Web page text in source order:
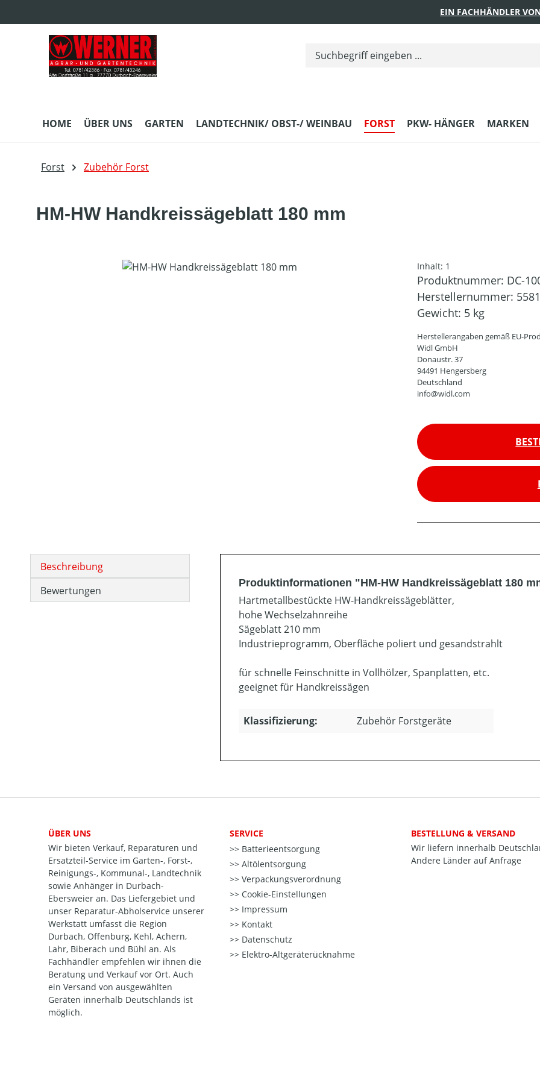
EIN FACHHÄNDLER
HOME ÜBER UNS GARTEN LANDTECHNIK/ OBST-/ WEINBAU FORST PKW- HÄNGER MARKEN
Forst Zubehör Forst
HM-HW Handkreissägeblatt 180 mm
Bildergalerie überspringen Inhalt: 1
Produktnummer: DC-
Herstellernummer:
Gewicht: 5 kg
Herstellerangaben gemäß EU-
Widl GmbH
Donaustr. 37
94491 Hengersberg
Deutschland
info@widl.com
Beschreibung
Bewertungen
Produktinformationen "HM-HW Handkreissägeblatt 180
Hartmetallbestückte HW-Handkreissägeblätter,
hohe Wechselzahnreihe
Sägeblatt 210 mm
Industrieprogramm, Oberfläche poliert und gesandstrahlt
für schnelle Feinschnitte in Vollhölzer, Spanplatten, etc.
geeignet für Handkreissägen
Klassifizierung: Zubehör Forstgeräte
ÜBER UNS
Wir bieten Verkauf, Reparaturen und
Ersatzteil-Service im Garten-, Forst-,
Reinigungs-, Kommunal-, Landtechnik
sowie Anhänger in Durbach-
Ebersweier an. Das Liefergebiet und
unser Reparatur-Abholservice unserer
Werkstatt umfasst die Region
Durbach, Offenburg, Kehl, Achern,
Lahr, Biberach und Bühl an. Als
Fachhändler empfehlen wir ihnen die
Beratung und Verkauf vor Ort. Auch
ein Versand von ausgewählten
Geräten innerhalb Deutschlands ist
möglich.
SERVICE
Batterieentsorgung
Altölentsorgung
Verpackungsverordnung
Cookie-Einstellungen
Impressum
Kontakt
Datenschutz
Elektro-Altgeräterücknahme
BESTELLUNG & VERSAND
Wir liefern innerhalb
Andere Länder auf Anfrage